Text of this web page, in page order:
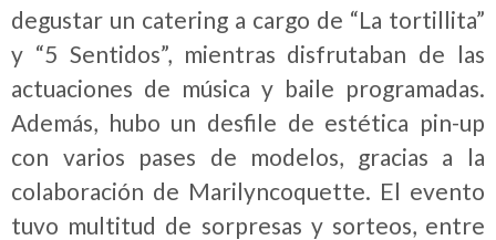
degustar un catering a cargo de “La tortillita”
y “5 Sentidos”, mientras disfrutaban de las
actuaciones de música y baile programadas.
Además, hubo un desfile de estética pin-up
con varios pases de modelos, gracias a la
colaboración de Marilyncoquette. El evento
tuvo multitud de sorpresas y sorteos, entre